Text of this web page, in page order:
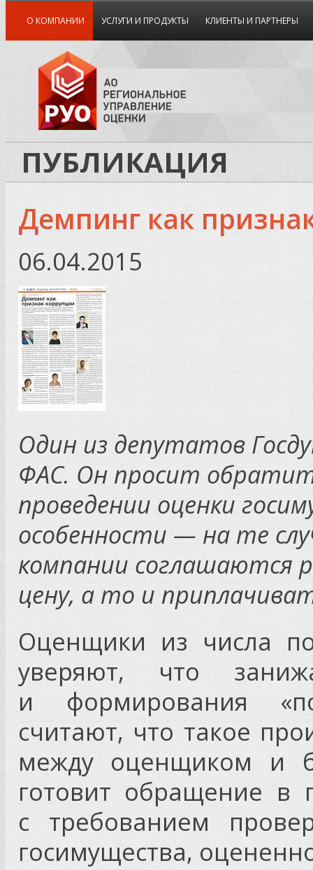
О КОМПАНИИ УСЛУГИ И ПРОДУКТЫ КЛИЕНТЫ И ПАРТНЕРЫ
ПУБЛИКАЦИЯ
Демпинг как
06.04.2015
Один из депутатов
ФАС. Он просит
проведении оценки
особенности — на те
компании соглашаются
цену, а то и
Оценщики из числа
уверяют, что
и формирования
считают, что такое
между оценщиком и
готовит обращение в
с требованием
госимущества,